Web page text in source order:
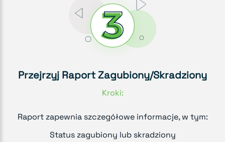
Przejrzyj Raport Zagubiony/Skradziony
Kroki:
Raport zapewnia szczegółowe informacje, w tym:
Status zagubiony lub skradziony